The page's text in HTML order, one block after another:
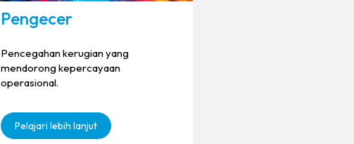
Pengecer
Pencegahan kerugian yang
mendorong kepercayaan
operasional.
Pelajari lebih lanjut